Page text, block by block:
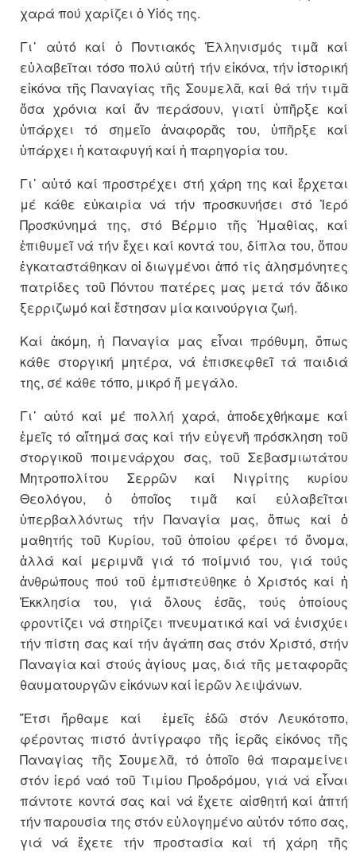
χαρά πού χαρίζει ὁ Υἱός της.
Γι᾽ αὐτό καί ὁ Ποντιακός Ἑλληνισμός τιμᾶ καί
εὐλαβεῖται τόσο πολύ αὐτή τήν εἰκόνα, τήν ἱστορική
εἰκόνα τῆς Παναγίας τῆς Σουμελᾶ, καί θά τήν τιμᾶ
ὅσα χρόνια καί ἄν περάσουν, γιατί ὑπῆρξε καί
ὑπάρχει τό σημεῖο ἀναφορᾶς του, ὑπῆρξε καί
ὑπάρχει ἡ καταφυγή καί ἡ παρηγορία του.
Γι᾽ αὐτό καί προστρέχει στή χάρη της καί ἔρχεται
μέ κάθε εὐκαιρία νά τήν προσκυνήσει στό Ἱερό
Προσκύνημά της, στό Βέρμιο τῆς Ἠμαθίας, καί
ἐπιθυμεῖ νά τήν ἔχει καί κοντά του, δίπλα του, ὅπου
ἐγκαταστάθηκαν οἱ διωγμένοι ἀπό τίς ἀλησμόνητες
πατρίδες τοῦ Πόντου πατέρες μας μετά τόν ἄδικο
ξερριζωμό καί ἔστησαν μία καινούργια ζωή.
Καί ἀκόμη, ἡ Παναγία μας εἶναι πρόθυμη, ὅπως
κάθε στοργική μητέρα, νά ἐπισκεφθεῖ τά παιδιά
της, σέ κάθε τόπο, μικρό ἤ μεγάλο.
Γι᾽ αὐτό καί μέ πολλή χαρά, ἀποδεχθήκαμε καί
ἐμεῖς τό αἴτημά σας καί τήν εὐγενῆ πρόσκληση τοῦ
στοργικοῦ ποιμενάρχου σας, τοῦ Σεβασμιωτάτου
Μητροπολίτου Σερρῶν καί Νιγρίτης κυρίου
Θεολόγου, ὁ ὁποῖος τιμᾶ καί εὐλαβεῖται
ὑπερβαλλόντως τήν Παναγία μας, ὅπως καί ὁ
μαθητής τοῦ Κυρίου, τοῦ ὁποίου φέρει τό ὄνομα,
ἀλλά καί μεριμνᾶ γιά τό ποίμνιό του, γιά τούς
ἀνθρώπους πού τοῦ ἐμπιστεύθηκε ὁ Χριστός καί ἡ
Ἐκκλησία του, γιά ὅλους ἐσᾶς, τούς ὁποίους
φροντίζει νά στηρίζει πνευματικά καί νά ἐνισχύει
τήν πίστη σας καί τήν ἀγάπη σας στόν Χριστό, στήν
Παναγία καί στούς ἁγίους μας, διά τῆς μεταφορᾶς
θαυματουργῶν εἰκόνων καί ἱερῶν λειψάνων.
Ἔτσι ἤρθαμε καί ἐμεῖς ἐδῶ στόν Λευκότοπο,
φέροντας πιστό ἀντίγραφο τῆς ἱερᾶς εἰκόνος τῆς
Παναγίας τῆς Σουμελᾶ, τό ὁποῖο θά παραμείνει
στόν ἱερό ναό τοῦ Τιμίου Προδρόμου, γιά νά εἶναι
πάντοτε κοντά σας καί νά ἔχετε αἰσθητή καί ἁπτή
τήν παρουσία της στόν εὐλογημένο αὐτόν τόπο σας,
γιά νά ἔχετε τήν προστασία καί τή χάρη τῆς